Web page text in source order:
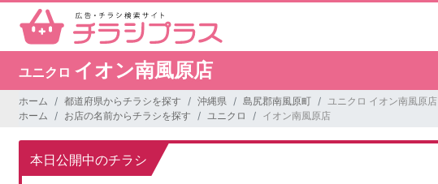
ユニクロ イオン南風原店
ホーム 都道府県からチラシを探す 沖縄県 島尻郡南風原町
ユニクロ イオン南風原店
ホーム
お店の名前からチラシを探す ユニクロ イオン南風原店
本日公開中のチラシ